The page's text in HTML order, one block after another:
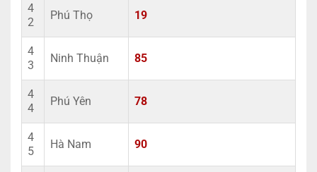
4
2
Phú Thọ 19
4
3
Ninh Thuận 85
4
4
Phú Yên 78
4
5
Hà Nam 90